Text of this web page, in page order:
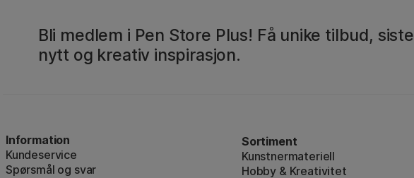
Bli medlem i Pen Store Plus! Få unike tilbud, siste
nytt og kreativ inspirasjon.
Information
Kundeservice
Spørsmål og svar
Sortiment
Kunstnermateriell
Hobby & Kreativitet